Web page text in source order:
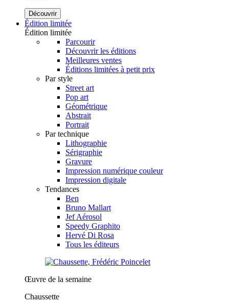
Découvrir
Édition limitée
Édition limitée
Parcourir
Découvrir les éditions
Meilleures ventes
Éditions limitées à petit prix
Par style
Street art
Pop art
Géométrique
Abstrait
Portrait
Par technique
Lithographie
Sérigraphie
Gravure
Impression numérique couleur
Impression digitale
Tendances
Ben
Bruno Mallart
Jef Aérosol
Speedy Graphito
Hervé Di Rosa
Tous les éditeurs
Œuvre de la semaine
Chaussette